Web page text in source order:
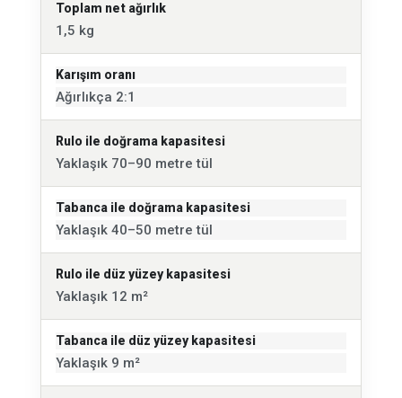
Toplam net ağırlık
1,5 kg
Karışım oranı
Ağırlıkça 2:1
Rulo ile doğrama kapasitesi
Yaklaşık 70–90 metre tül
Tabanca ile doğrama kapasitesi
Yaklaşık 40–50 metre tül
Rulo ile düz yüzey kapasitesi
Yaklaşık 12 m²
Tabanca ile düz yüzey kapasitesi
Yaklaşık 9 m²